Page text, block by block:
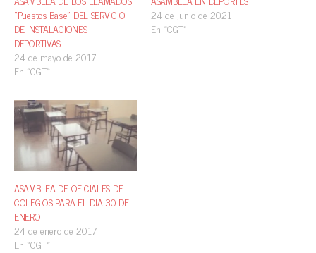
“Puestos Base” DEL SERVICIO
DE INSTALACIONES
DEPORTIVAS.
24 de mayo de 2017
En «CGT»
24 de junio de 2021
En «CGT»
ASAMBLEA DE OFICIALES DE
COLEGIOS PARA EL DIA 30 DE
ENERO
24 de enero de 2017
En «CGT»